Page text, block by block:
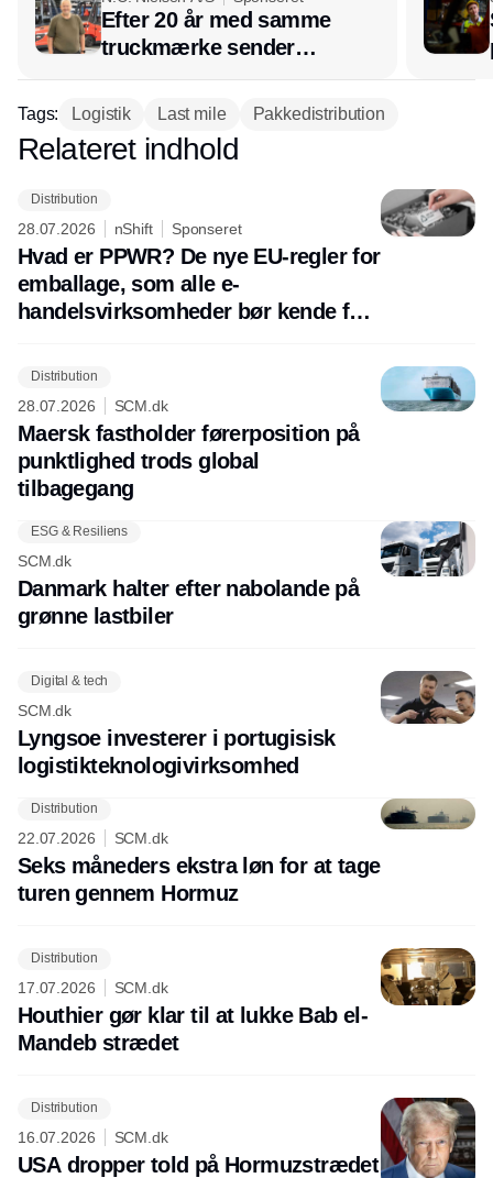
Efter 20 år med samme
truckmærke sender
lagerchef stafetten videre
hos INOX
Tags: Logistik Last mile Pakkedistribution
Annonce
Relateret indhold
Distribution
28.07.2026 nShift Sponseret
Hvad er PPWR? De nye EU-regler for
emballage, som alle e-
handelsvirksomheder bør kende før
Distribution
28.07.2026 SCM.dk
Maersk fastholder førerposition på
punktlighed trods global
tilbagegang
ESG & Resiliens
SCM.dk
Danmark halter efter nabolande på
grønne lastbiler
Digital & tech
SCM.dk
Lyngsoe investerer i portugisisk
logistikteknologivirksomhed
Distribution
22.07.2026 SCM.dk
Seks måneders ekstra løn for at tage
turen gennem Hormuz
Distribution
17.07.2026 SCM.dk
Houthier gør klar til at lukke Bab el-
Mandeb strædet
Distribution
16.07.2026 SCM.dk
USA dropper told på Hormuzstrædet